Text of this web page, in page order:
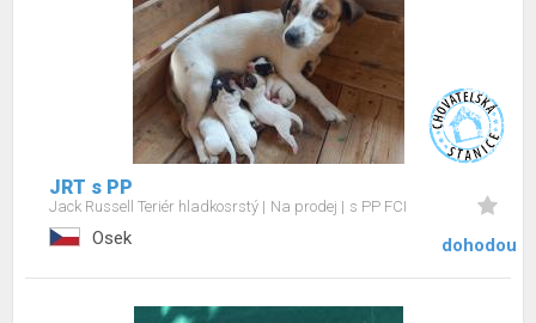
JRT s PP
Jack Russell Teriér hladkosrstý Na prodej s PP FCI
Osek dohodou